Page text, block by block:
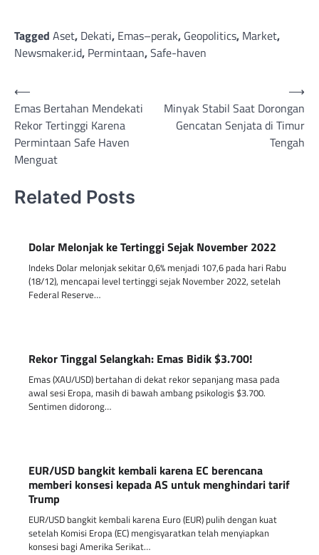
Tagged Aset, Dekati, Emas–perak, Geopolitics, Market,
Newsmaker.id, Permintaan,Safe-haven
Post
navigation
⟵
Emas Bertahan Mendekati
Rekor Tertinggi Karena
Permintaan Safe Haven
Menguat
Minyak Stabil Saat Dorongan
Gencatan Senjata di Timur
Tengah
⟶
Related Posts
Dolar Melonjak ke Tertinggi Sejak November 2022
Indeks Dolar melonjak sekitar 0,6% menjadi 107,6 pada hari Rabu
(18/12), mencapai level tertinggi sejak November 2022, setelah
Federal Reserve…
Rekor Tinggal Selangkah: Emas Bidik $3.700!
Emas (XAU/USD) bertahan di dekat rekor sepanjang masa pada
awal sesi Eropa, masih di bawah ambang psikologis $3.700.
Sentimen didorong…
EUR/USD bangkit kembali karena EC berencana
memberi konsesi kepada AS untuk menghindari tarif
Trump
EUR/USD bangkit kembali karena Euro (EUR) pulih dengan kuat
setelah Komisi Eropa (EC) mengisyaratkan telah menyiapkan
konsesi bagi Amerika Serikat…